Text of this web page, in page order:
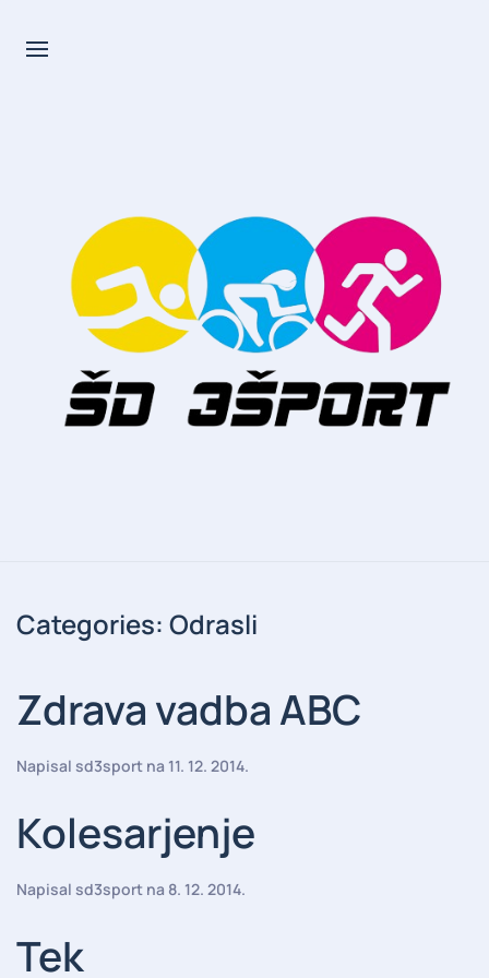
Categories: Odrasli
Zdrava vadba ABC
Napisal sd3sport na 11. 12. 2014.
Kolesarjenje
Napisal sd3sport na 8. 12. 2014.
Tek